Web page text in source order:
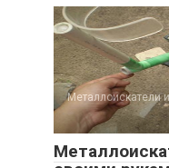
Металлоискатели